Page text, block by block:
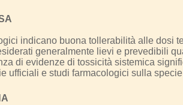
indicano buona tollerabilità alle dosi
generalmente lievi e prevedibili
di evidenze di tossicità sistemica
ufficiali e studi farmacologici sulla specie